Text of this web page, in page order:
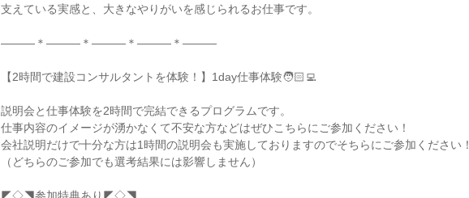
支えている実感と、大きなやりがいを感じられるお仕事です。
―――＊―――＊―――＊―――＊―――
【2時間で建設コンサルタントを体験！】1day仕事体験🧑🏻‍💻
説明会と仕事体験を2時間で完結できるプログラムです。
仕事内容のイメージが湧かなくて不安な方などはぜひこちらにご参加ください！
会社説明だけで十分な方は1時間の説明会も実施しておりますのでそちらにご参加ください！
（どちらのご参加でも選考結果には影響しません）